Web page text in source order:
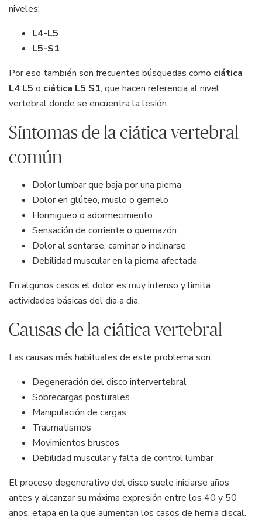
niveles:
L4-L5
L5-S1
Por eso también son frecuentes búsquedas como ciática
L4 L5 o ciática L5 S1, que hacen referencia al nivel
vertebral donde se encuentra la lesión.
Síntomas de la ciática vertebral
común
Dolor lumbar que baja por una pierna
Dolor en glúteo, muslo o gemelo
Hormigueo o adormecimiento
Sensación de corriente o quemazón
Dolor al sentarse, caminar o inclinarse
Debilidad muscular en la pierna afectada
En algunos casos el dolor es muy intenso y limita
actividades básicas del día a día.
Causas de la ciática vertebral
Las causas más habituales de este problema son:
Degeneración del disco intervertebral
Sobrecargas posturales
Manipulación de cargas
Traumatismos
Movimientos bruscos
Debilidad muscular y falta de control lumbar
El proceso degenerativo del disco suele iniciarse años
antes y alcanzar su máxima expresión entre los 40 y 50
años, etapa en la que aumentan los casos de hernia discal.